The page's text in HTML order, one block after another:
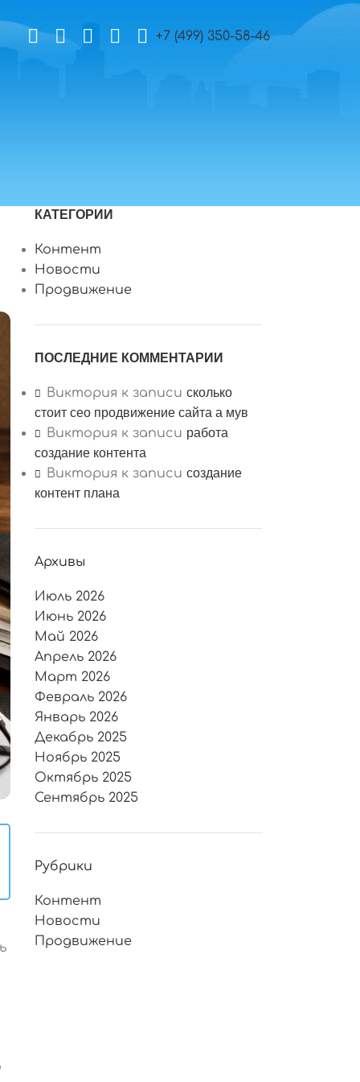
+7 (499) 350-58-46
КАТЕГОРИИ
Контент
Новости
Продвижение
ПОСЛЕДНИЕ КОММЕНТАРИИ
Виктория к записи сколько
стоит сео продвижение сайта а мув
Виктория к записи работа
создание контента
Виктория к записи создание
контент плана
Архивы
Июль 2026
Июнь 2026
Май 2026
Апрель 2026
Март 2026
Февраль 2026
Январь 2026
Декабрь 2025
Ноябрь 2025
Октябрь 2025
Сентябрь 2025
Рубрики
Контент
Новости
Продвижение